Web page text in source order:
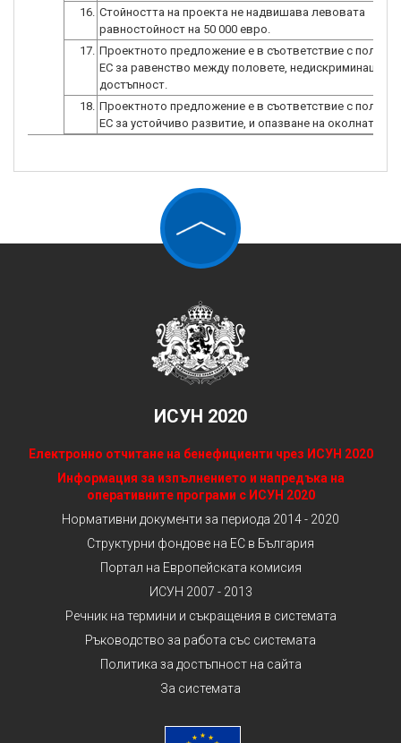
16. Стойността на проекта не надвишава левовата
равностойност на 50 000 евро.
17. Проектното предложение е в съответствие с
ЕС за равенство между половете, недискриминация и
достъпност.
18. Проектното предложение е в съответствие с
ЕС за устойчиво развитие, и опазване на околната
ИСУН 2020
Електронно отчитане на бенефициенти чрез ИСУН 2020
Информация за изпълнението и напредъка на
оперативните програми с ИСУН 2020
Нормативни документи за периода 2014 - 2020
Структурни фондове на ЕС в България
Портал на Европейската комисия
ИСУН 2007 - 2013
Речник на термини и съкращения в системата
Ръководство за работа със системата
Политика за достъпност на сайта
За системата